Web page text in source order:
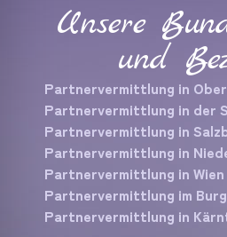
Unsere
und
Partnervermittlung in
Partnervermittlung in der
Partnervermittlung in
Partnervermittlung in
Partnervermittlung in Wien
Partnervermittlung im
Partnervermittlung in